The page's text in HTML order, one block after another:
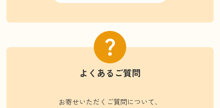
よくあるご質問
お寄せいただくご質問について、